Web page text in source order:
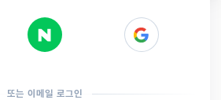
또는 이메일 로그인